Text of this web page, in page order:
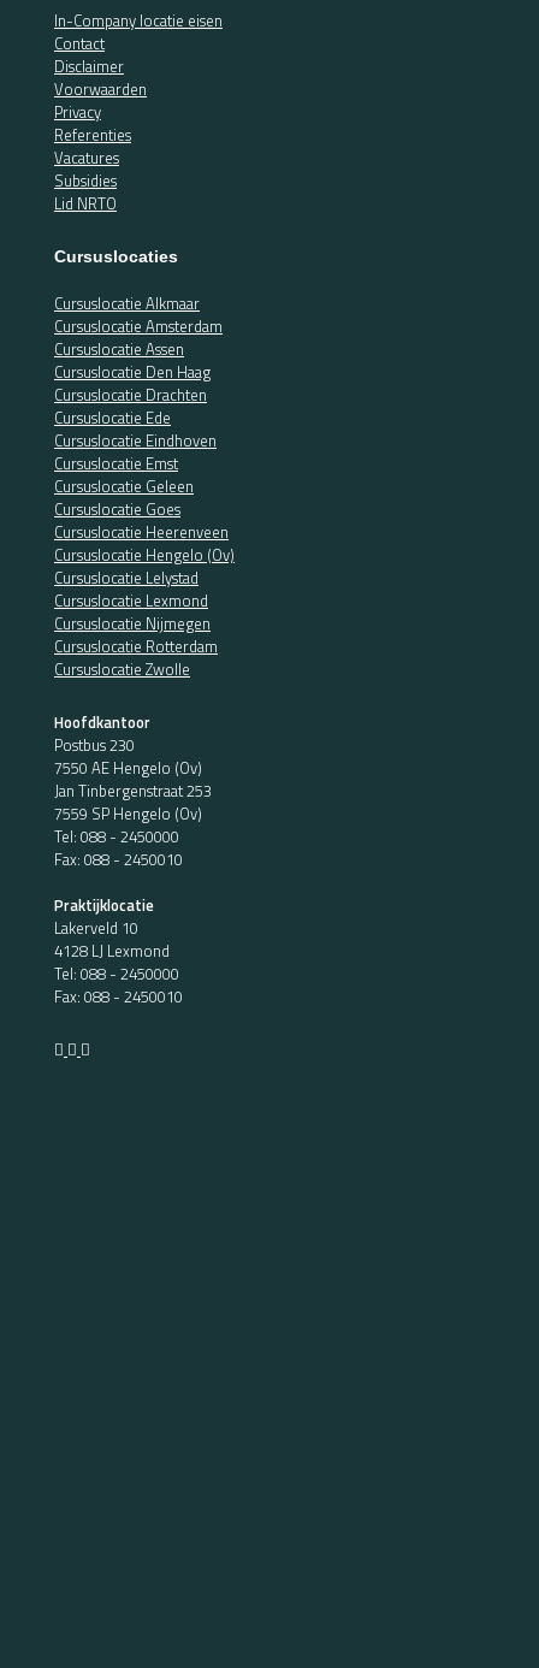
In-Company locatie eisen
Contact
Disclaimer
Voorwaarden
Privacy
Referenties
Vacatures
Subsidies
Lid NRTO
Cursuslocaties
Cursuslocatie Alkmaar
Cursuslocatie Amsterdam
Cursuslocatie Assen
Cursuslocatie Den Haag
Cursuslocatie Drachten
Cursuslocatie Ede
Cursuslocatie Eindhoven
Cursuslocatie Emst
Cursuslocatie Geleen
Cursuslocatie Goes
Cursuslocatie Heerenveen
Cursuslocatie Hengelo (Ov)
Cursuslocatie Lelystad
Cursuslocatie Lexmond
Cursuslocatie Nijmegen
Cursuslocatie Rotterdam
Cursuslocatie Zwolle
Hoofdkantoor
Postbus 230
7550 AE Hengelo (Ov)
Jan Tinbergenstraat 253
7559 SP Hengelo (Ov)
Tel: 088 - 2450000
Fax: 088 - 2450010
Praktijklocatie
Lakerveld 10
4128 LJ Lexmond
Tel: 088 - 2450000
Fax: 088 - 2450010